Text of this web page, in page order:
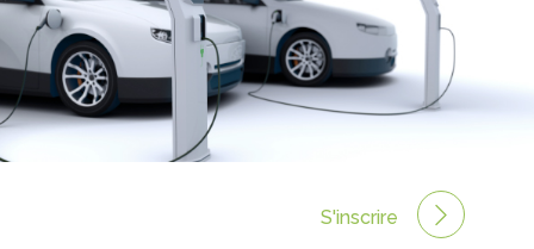
INFOS
s.desroques@logistic-low-carbon.fr
S'inscrire